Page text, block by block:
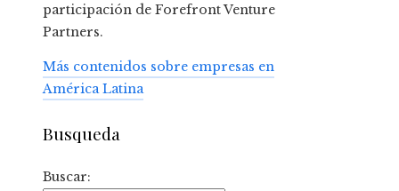
participación de Forefront Venture
Partners.
Más contenidos sobre empresas en
América Latina
Busqueda
Buscar: